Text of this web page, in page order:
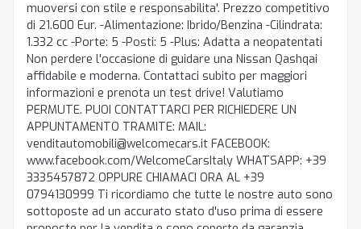
muoversi con stile e responsabilita'. Prezzo competitivo
di 21.600 Eur. -Alimentazione: Ibrido/Benzina -Cilindrata:
1.332 cc -Porte: 5 -Posti: 5 -Plus: Adatta a neopatentati
Non perdere l'occasione di guidare una Nissan Qashqai
affidabile e moderna. Contattaci subito per maggiori
informazioni e prenota un test drive! Valutiamo
PERMUTE. PUOI CONTATTARCI PER RICHIEDERE UN
APPUNTAMENTO TRAMITE: MAIL:
venditautomobili@welcomecars.it FACEBOOK:
www.facebook.com/WelcomeCarsItaly WHATSAPP: +39
3335457872 OPPURE CHIAMACI ORA AL +39
0794130999 Ti ricordiamo che tutte le nostre auto sono
sottoposte ad un accurato stato d'uso prima di essere